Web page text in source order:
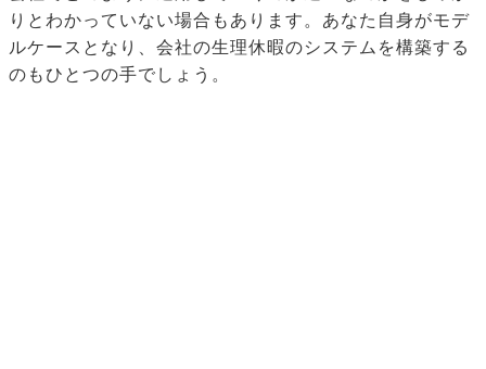
りとわかっていない場合もあります。あなた自身がモデ
ルケースとなり、会社の生理休暇のシステムを構築する
のもひとつの手でしょう。